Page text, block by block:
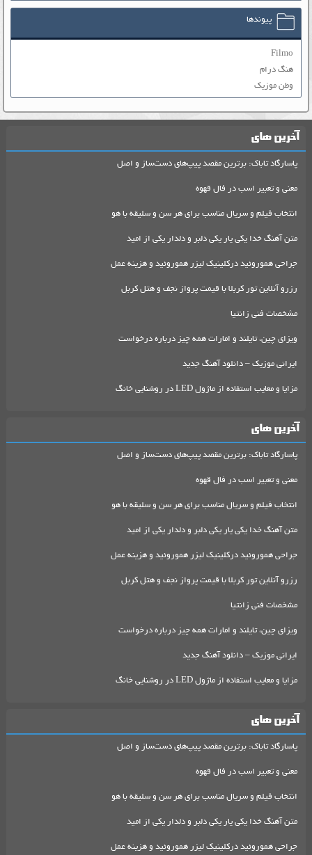
پیوندها
Filmo
هنگ درام
وطن موزیک
آخرین های
پاسارگاد تاباک: برترین مقصد پیپ‌های دست‌ساز و اصل
معنی و تعبیر اسب در فال قهوه
انتخاب فیلم و سریال مناسب برای هر سن و سلیقه با هو
متن آهنگ خدا یکی یار یکی دلبر و دلدار یکی از امید
جراحی هموروئید درکلینیک لیزر هموروئید و هزینه عمل
رزرو آنلاین تور کربلا با قیمت پرواز نجف و هتل کربل
مشخصات فنی زانتیا
ویزای چین، تایلند و امارات همه چیز درباره درخواست
ایرانی موزیک – دانلود آهنگ جدید
مزایا و معایب استفاده از ماژول LED در روشنایی خانگ
آخرین های
پاسارگاد تاباک: برترین مقصد پیپ‌های دست‌ساز و اصل
معنی و تعبیر اسب در فال قهوه
انتخاب فیلم و سریال مناسب برای هر سن و سلیقه با هو
متن آهنگ خدا یکی یار یکی دلبر و دلدار یکی از امید
جراحی هموروئید درکلینیک لیزر هموروئید و هزینه عمل
رزرو آنلاین تور کربلا با قیمت پرواز نجف و هتل کربل
مشخصات فنی زانتیا
ویزای چین، تایلند و امارات همه چیز درباره درخواست
ایرانی موزیک – دانلود آهنگ جدید
مزایا و معایب استفاده از ماژول LED در روشنایی خانگ
آخرین های
پاسارگاد تاباک: برترین مقصد پیپ‌های دست‌ساز و اصل
معنی و تعبیر اسب در فال قهوه
انتخاب فیلم و سریال مناسب برای هر سن و سلیقه با هو
متن آهنگ خدا یکی یار یکی دلبر و دلدار یکی از امید
جراحی هموروئید درکلینیک لیزر هموروئید و هزینه عمل